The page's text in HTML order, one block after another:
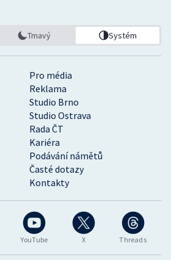
YouTube X Threads
Pro média
Reklama
Studio Brno
Studio Ostrava
Rada ČT
Kariéra
Podávání námětů
Časté dotazy
Kontakty
Tmavý Systém